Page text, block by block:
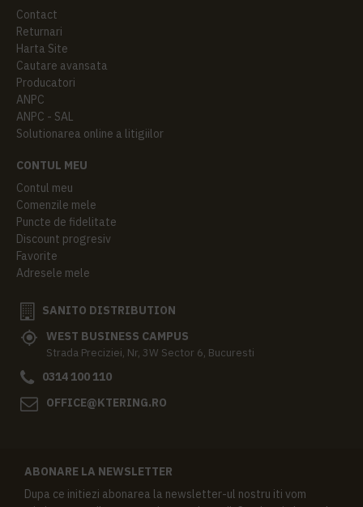
Contact
Returnari
Harta Site
Cautare avansata
Producatori
ANPC
ANPC - SAL
Solutionarea online a litigiilor
CONTUL MEU
Contul meu
Comenzile mele
Puncte de fidelitate
Discount progresiv
Favorite
Adresele mele
SANITO DISTRIBUTION
WEST BUSINESS CAMPUS
Strada Preciziei, Nr, 3W Sector 6, Bucuresti
0314 100 110
OFFICE@KTERING.RO
ABONARE LA NEWSLETTER
Dupa ce initiezi abonarea la newsletter-ul nostru iti vom